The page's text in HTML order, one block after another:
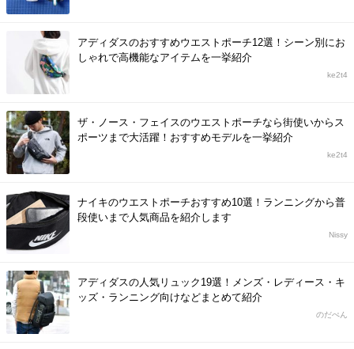
アディダスのおすすめウエストポーチ12選！シーン別にお
しゃれで高機能なアイテムを一挙紹介
ke2t4
ザ・ノース・フェイスのウエストポーチなら街使いからス
ポーツまで大活躍！おすすめモデルを一挙紹介
ke2t4
ナイキのウエストポーチおすすめ10選！ランニングから普
段使いまで人気商品を紹介します
Nissy
アディダスの人気リュック19選！メンズ・レディース・キ
ッズ・ランニング向けなどまとめて紹介
のだぺん